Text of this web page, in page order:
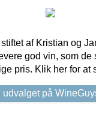
af Kristian og
god vin, som de
pris. Klik her for at
udvalget på